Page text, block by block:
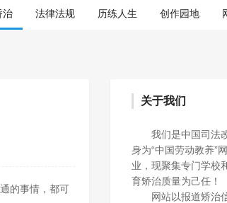
治 法律法规 历练人生 创作园地
的事情，都可
关于我们
我们是中国司法改
身为“中国劳动教养”
业，现聚集专门学校
育矫治质量为己任！
网站以报道矫治信